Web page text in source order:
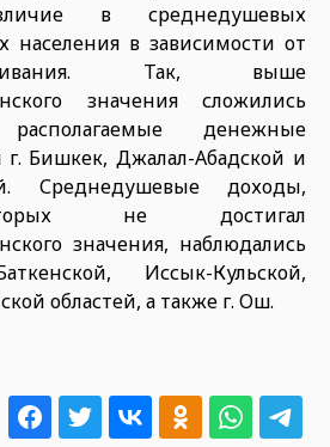
в среднедушевых
населения в зависимости от
Так, выше
значения сложились
денежные
Бишкек, Джалал-Абадской и
Среднедушевые доходы,
не достигал
значения, наблюдались
Иссык-Кульской,
областей, а также г. Ош.